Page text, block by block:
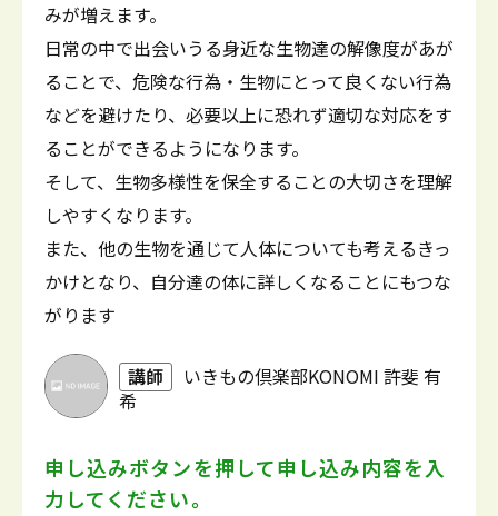
みが増えます。
日常の中で出会いうる身近な生物達の解像度があが
ることで、危険な行為・生物にとって良くない行為
などを避けたり、必要以上に恐れず適切な対応をす
ることができるようになります。
そして、生物多様性を保全することの大切さを理解
しやすくなります。
また、他の生物を通じて人体についても考えるきっ
かけとなり、自分達の体に詳しくなることにもつな
がります
講師
いきもの倶楽部KONOMI 許斐 有
希
申し込みボタンを押して申し込み内容を入
力してください。